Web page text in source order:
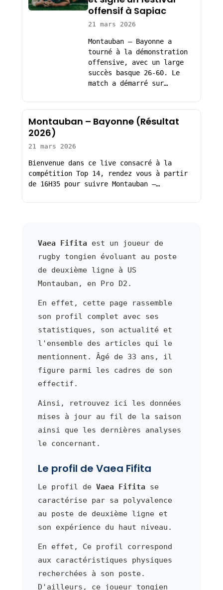
offensif à Sapiac
21 mars 2026
Montauban – Bayonne a
tourné à la démonstration
offensive, avec un large
succès basque 26-60. Le
match a démarré sur…
Montauban – Bayonne (Résultat
2026)
21 mars 2026
Bienvenue dans ce live consacré à la
compétition Top 14, rendez vous à partir
de 16H35 pour suivre Montauban –…
Vaea Fifita est un joueur de
rugby tongien évoluant au poste
de deuxième ligne à US
Montauban, en Pro D2.
En effet, cette page rassemble
son profil complet avec ses
statistiques, son actualité et
l'ensemble des articles qui le
mentionnent. Âgé de 33 ans, il
figure parmi les cadres de son
effectif.
Ainsi, retrouvez ici les données
mises à jour au fil de la saison
ainsi que les dernières analyses
le concernant.
Le profil de Vaea Fifita
Le profil de Vaea Fifita se
caractérise par sa polyvalence
au poste de deuxième ligne et
son expérience du haut niveau.
En effet, Ce profil correspond
aux caractéristiques physiques
recherchées à son poste.
D'ailleurs, ce joueur tongien